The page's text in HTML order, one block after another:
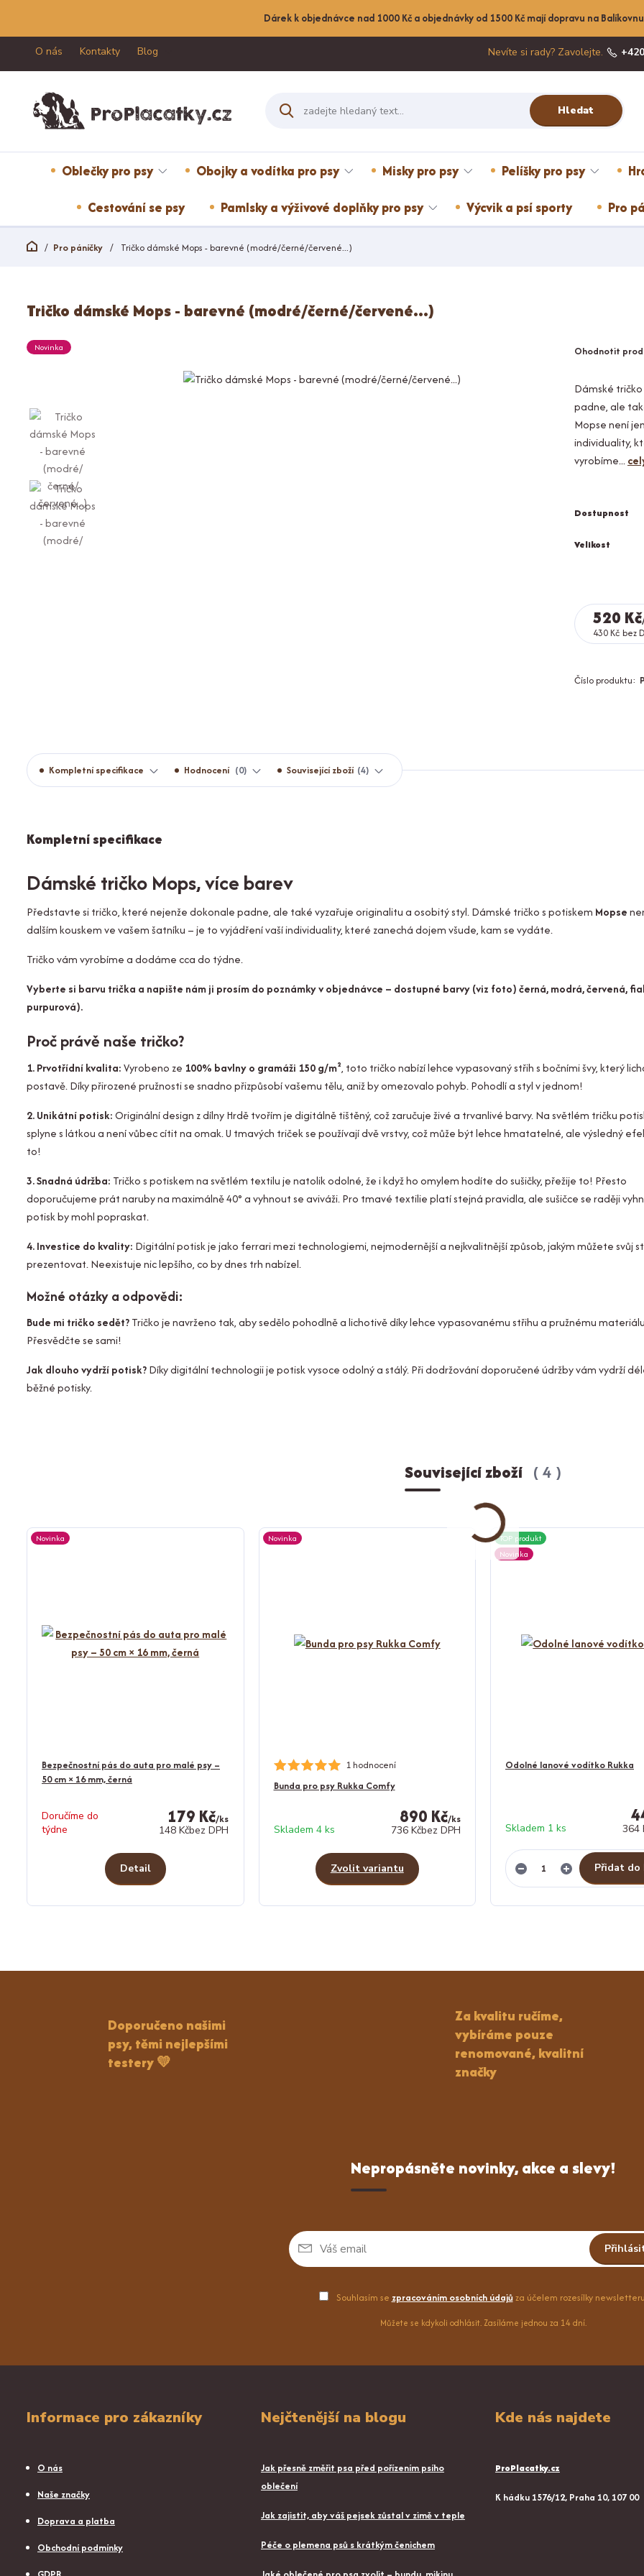
Dárek k objednávce nad 1000 Kč a objednávky od 1500 Kč mají dopravu na
O nás Kontakty Blog
Hledat
Nevíte si rady? Zavolejte.
Oblečky pro psy Obojky a vodítka pro psy Misky pro psy Pelíšky pro psy
Cestování se psy Pamlsky a výživové doplňky pro psy Výcvik a psí sporty Pro
Pro páníčky Tričko dámské Mops - barevné (modré/černé/červené...)
Tričko dámské Mops - barevné (modré/černé/červené...)
Novinka Ohodnotit
Dámské
padne, ale
Mopse není
individuality,
vyrobíme...
Dostupnost
Velikost
520 Kč
430 Kč bez
Číslo produktu:
Kompletní specifikace Hodnocení 0 Související zboží 4
Kompletní specifikace
Dámské tričko Mops, více barev
Představte si tričko, které nejenže dokonale padne, ale také vyzařuje originalitu a osobitý styl. Dámské tričko s potiskem Mopse
dalším kouskem ve vašem šatníku – je to vyjádření vaší individuality, které zanechá dojem všude, kam se vydáte.
Tričko vám vyrobíme a dodáme cca do týdne.
Vyberte si barvu trička a napište nám ji prosím do poznámky v objednávce – dostupné barvy (viz foto) černá, modrá, červená,
purpurová).
Proč právě naše tričko?
1. Prvotřídní kvalita:Vyrobeno ze 100% bavlny o gramáži 150 g/m², toto tričko nabízí lehce vypasovaný střih s bočními švy, který
postavě. Díky přirozené pružnosti se snadno přizpůsobí vašemu tělu, aniž by omezovalo pohyb. Pohodlí a styl v jednom!
2. Unikátní potisk:Originální design z dílny Hrdě tvořím je digitálně tištěný, což zaručuje živé a trvanlivé barvy. Na světlém tričku
splyne s látkou a není vůbec cítit na omak. U tmavých triček se používají dvě vrstvy, což může být lehce hmatatelné, ale výsledný
to!
3. Snadná údržba: Tričko s potiskem na světlém textilu je natolik odolné, že i když ho omylem hodíte do sušičky, přežije to! Přesto
doporučujeme prát naruby na maximálně 40° a vyhnout se aviváži. Pro tmavé textilie platí stejná pravidla, ale sušičce se raději
potisk by mohl popraskat.
4. Investice do kvality: Digitální potisk je jako ferrari mezi technologiemi, nejmodernější a nejkvalitnější způsob, jakým můžete svůj
prezentovat. Neexistuje nic lepšího, co by dnes trh nabízel.
Možné otázky a odpovědi:
Bude mi tričko sedět?Tričko je navrženo tak, aby sedělo pohodlně a lichotivě díky lehce vypasovanému střihu a pružnému
Přesvědčte se sami!
Jak dlouho vydrží potisk?Díky digitální technologii je potisk vysoce odolný a stálý. Při dodržování doporučené údržby vám vydrží
běžné potisky.
Související zboží 4
Novinka
Bezpečnostní pás do auta pro malé psy –
50 cm × 16 mm, černá
179 Kč/ks
148 Kčbez DPH
Doručíme do
týdne
Detail
Novinka
1 hodnocení
Bunda pro psy Rukka Comfy
890 Kč/ks
736 Kčbez DPH
Skladem 4 ks
Zvolit variantu
TOP produkt
Novinka
Odolné lanové vodítko Rukka
364
Skladem 1 ks
Přidat do
Doporučeno našimi
psy, těmi nejlepšími
testery 💛
Za kvalitu ručíme,
vybíráme pouze
renomované, kvalitní
značky
Nepropásněte novinky, akce a slevy!
Souhlasím se zpracováním osobních údajůza účelem rozesílky
Můžete se kdykoli odhlásit. Zasíláme jednou za 14 dní.
Informace pro zákazníky
O nás
Naše značky
Doprava a platba
Obchodní podmínky
Nejčtenější na blogu
Jak přesně změřit psa před pořízením psího
oblečení
Jak zajistit, aby váš pejsek zůstal v zimě v teple
Péče o plemena psů s krátkým čenichem
Kde nás najdete
ProPlacatky.cz
K hádku 1576/12, Praha 10, 107 00